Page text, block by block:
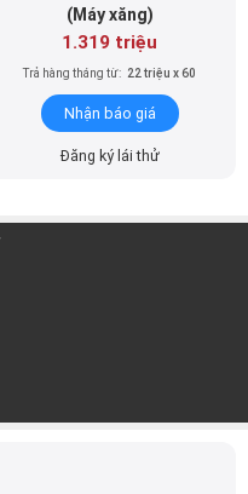
(Máy xăng)
1.319 triệu
Trả hàng tháng từ: 22 triệu x 60
Nhận báo giá
Đăng ký lái thử